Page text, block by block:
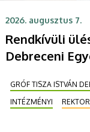
2026. augusztus 7.
Rendkívüli
Debreceni
GRÓF TISZA ISTVÁN
INTÉZMÉNYI
REKTOR